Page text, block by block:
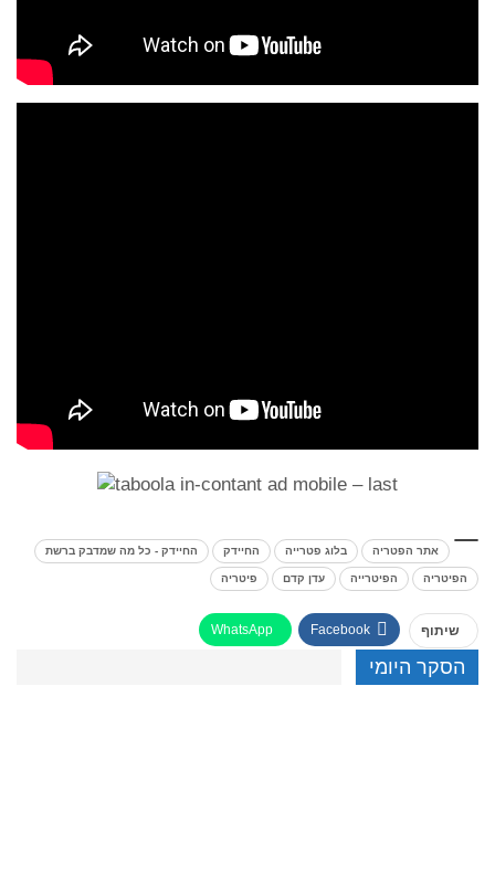
אתר הפטריה בלוג פטרייה החיידק החיידק - כל מה שמדבק ברשת
הפיטריה הפיטרייה עדן קדם פיטריה
שיתוף Facebook
WhatsApp
הסקר היומי